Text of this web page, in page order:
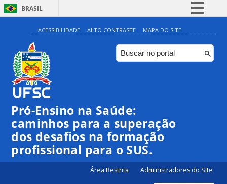
BRASIL
Simplifique!
Comunica BR
Participe
ACESSIBILIDADE ALTO CONTRASTE MAPA DO SITE
Pró-Ensino na Saúde:
caminhos para a superação
dos desafios na formação
profissional para o SUS.
Área Restrita Administradores do Site